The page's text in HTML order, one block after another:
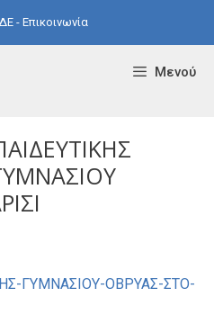
- Επικοινωνία
Μενού
ΓΥΜΝΑΣΙΟΥ-ΟΒΡΥΑΣ-ΣΤΟ-